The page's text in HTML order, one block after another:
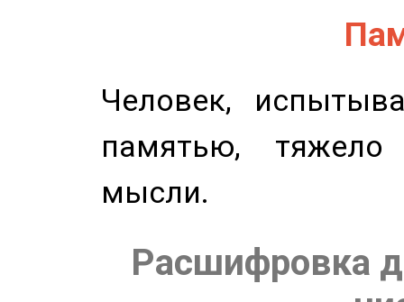
Человек,
памятью,
мысли.
Расшифровка